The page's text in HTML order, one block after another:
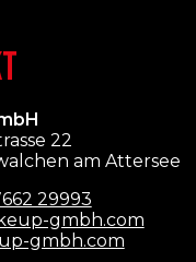
22
am Attersee
29993
gmbh.com
gmbh.com